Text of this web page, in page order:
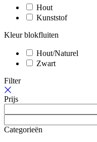
Hout
Kunststof
Kleur blokfluiten
Hout/Naturel
Zwart
Filter
Prijs
Categorieën